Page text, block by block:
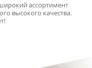
ассортимент
высокого качества.